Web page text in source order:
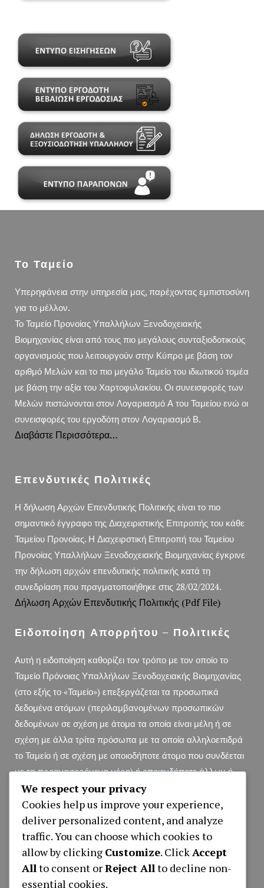
Το Ταμείο
Υπερηφάνεια στην υπηρεσία μας, παρέχοντας εμπιστοσύνη
για το μέλλον.
Το Ταμείο Προνοίας Υπαλλήλων Ξενοδοχειακής
Βιομηχανίας είναι από τους πιο μεγάλους συνταξιοδοτικούς
οργανισμούς που λειτουργούν στην Κύπρο με βάση τον
αριθμό Μελών και το πιο μεγάλο Ταμείο του ιδιωτικού τομέα
με βάση την αξία του Χαρτοφυλακίου. Οι συνεισφορές των
Μελών πιστώνονται στον Λογαριασμό Α του Ταμείου ενώ οι
συνεισφορές του εργοδότη στον Λογαριασμό Β.
Διαβάστε Περισσότερα…
Επενδυτικές Πολιτικές
Η δήλωση Αρχών Επενδυτικής Πολιτικής είναι το πιο
σημαντικό έγγραφο της Διαχειριστικής Επιτροπής του κάθε
Ταμείου Προνοίας. Η Διαχειρστική Επιτροπή του Ταμείου
Προνοίας Υπαλλήλων Ξενοδοχειακής Βιομηχανίας έγκρινε
την δήλωση αρχών επενδυτικής πολιτικής κατά τη
συνεδρίαση που πραγματοποιήθηκε στις 28/02/2024.
Δήλωση Αρχών Επενδυτικής Πολιτικής (pdf File)
Ειδοποίηση Απορρήτου – Πολιτικές
Αυτή η ειδοποίηση καθορίζει τον τρόπο με τον οποίο το
Ταμείο Πρόνοιας Υπαλλήλων Ξενοδοχειακής Βιομηχανίας
(στο εξής το «Ταμείο») επεξεργάζεται τα προσωπικά
δεδομένα ατόμων (περιλαμβανομένων προσωπικών
δεδομένων σε σχέση με άτομα τα οποία είναι μέλη ή σε
σχέση με άλλα τρίτα πρόσωπα με τα οποία αλληλοεπιδρά
το Ταμείο ή σε σχέση με οποιοδήποτε άτομο που συνδέεται
με τα προαναφερόμενα μέρη) ή οποιονδήποτε άλλων ή
διαφορετικά.
Ειδοποίηση Απορρήτου (pdf File)
Αιτήσεις
ΑΙΤΗΣΗ ΕΓΓΡΑΦΗΣ ΝΕΟΥ ΜΕΛΟΥΣ
We respect your privacy
Cookies help us improve your experience,
deliver personalized content, and analyze
traffic. You can choose which cookies to
allow by clicking Customize. Click Accept
All to consent orReject All to decline non-
essential cookies.